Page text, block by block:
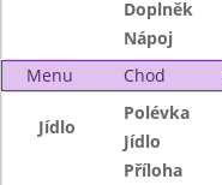
Doplněk
Nápoj
Menu
Chod
Jídlo
Polévka
Jídlo
Příloha